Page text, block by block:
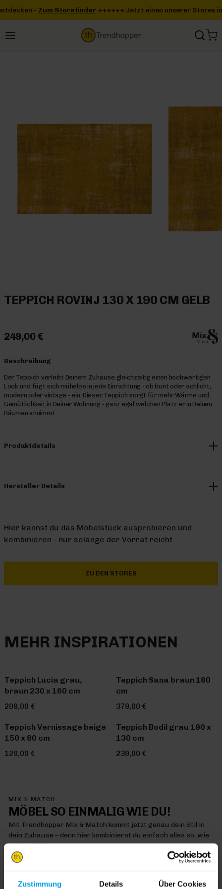
Zustimmung Details Über Cookies
+++ +++ Jetzt einen unserer Stores in deiner Nähe
TEPPICH ROVINJ 130 X 190 CM GELB
249,00 €
Beschreibung
Der Teppich verleiht Deinem Zuhause gleichzeitig einen hochwertigen
Look und fügt sich mühelos in jede Einrichtung - ob bunt oder schlicht,
modern oder vintage - ein. Dieser Teppich sorgt für mehr Wärme und
Gemütlichkeit in Deiner Wohnung - ganz egal welchen Platz er in Deinen
Räumen annimmt.
Produktdetails
Hersteller Details
Hier kannst du das Möbelstück ausprobieren und
kombinieren - nur solange der Vorrat reicht.
ZU DEN STORES
MEHR INSPIRATIONEN
Teppich Lucia grau,
braun 230 x 160 cm
209,00 €
Teppich Sana braun 180
cm
379,00 €
Teppich Vernissage beige
150 x 80 cm
129,00 €
Teppich Bodil grau 190 x
130 cm
239,00 €
MIX & MATCH
MÖBEL SO EINMALIG WIE DU!
Mit Trendhopper Mix & Match kommt jetzt genau dein Stil in
dein Zuhause – denn hier kombinierst du einfach alles so, wie
es dir gefällt
MIX & MATCH DICH HAPPY